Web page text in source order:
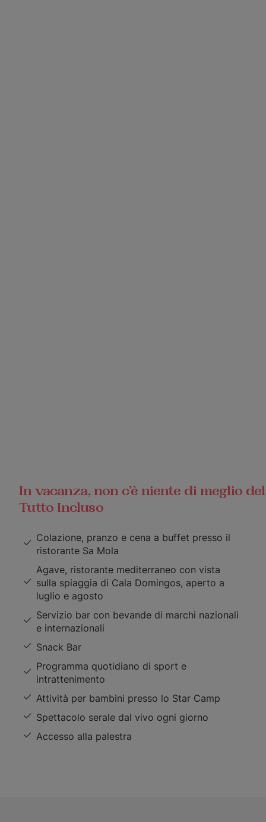
In vacanza, non c’è niente di meglio del
Tutto Incluso
Colazione, pranzo e cena a buffet presso il
ristorante Sa Mola
Agave, ristorante mediterraneo con vista
sulla spiaggia di Cala Domingos, aperto a
luglio e agosto
Servizio bar con bevande di marchi nazionali
e internazionali
Snack Bar
Programma quotidiano di sport e
intrattenimento
Attività per bambini presso lo Star Camp
Spettacolo serale dal vivo ogni giorno
Accesso alla palestra